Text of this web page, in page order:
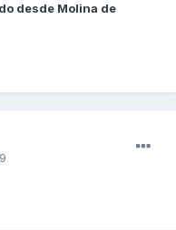
desde Molina de